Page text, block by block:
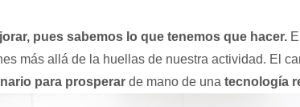
pues sabemos lo que tenemos que hacer.
más allá de la huellas de nuestra actividad. El
para prosperar de mano de una tecnología